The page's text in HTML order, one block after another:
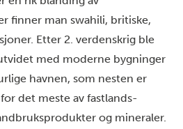
finner man swahili, britiske,
Etter 2. verdenskrig ble
med moderne bygninger
havnen, som nesten er
det meste av fastlands-
og mineraler.